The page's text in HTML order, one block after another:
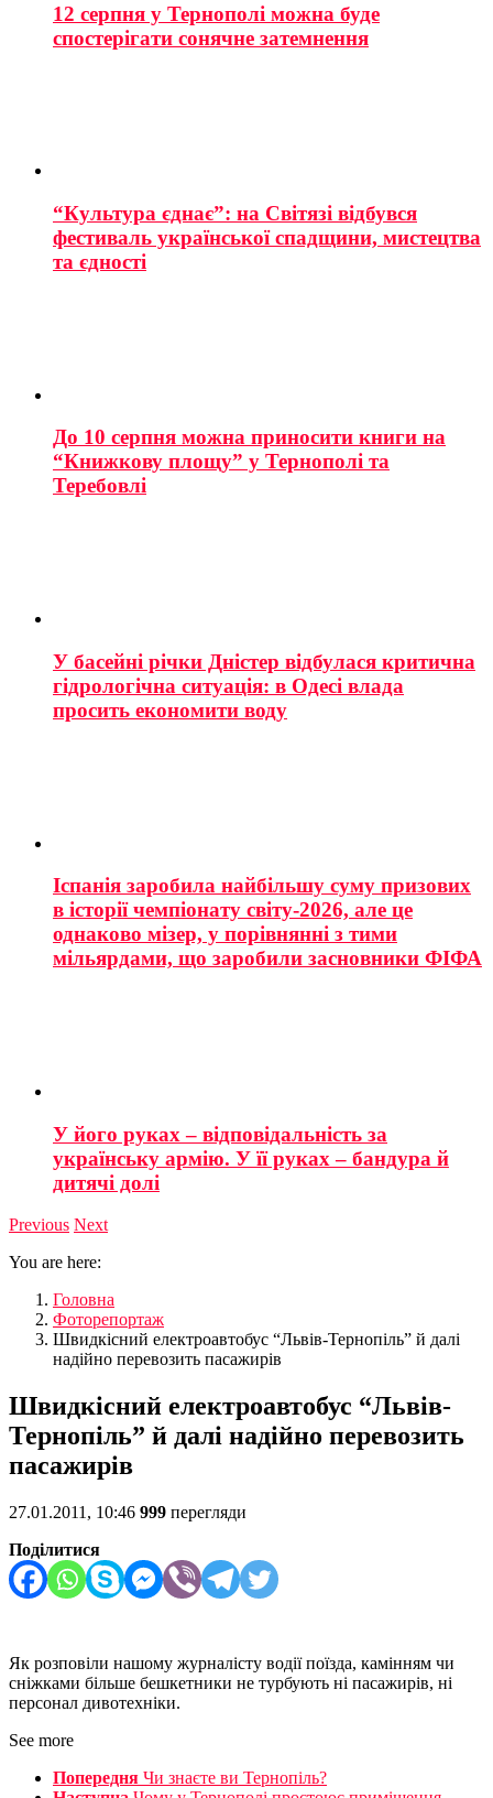
12 серпня у Тернополі можна буде
спостерігати сонячне затемнення
“Культура єднає”: на Світязі відбувся
фестиваль української спадщини, мистецтва
та єдності
До 10 серпня можна приносити книги на
“Книжкову площу” у Тернополі та
Теребовлі
У басейні річки Дністер відбулася критична
гідрологічна ситуація: в Одесі влада
просить економити воду
Іспанія заробила найбільшу суму призових
в історії чемпіонату світу-2026, але це
однаково мізер, у порівнянні з тими
мільярдами, що заробили засновники ФІФА
У його руках – відповідальність за
українську армію. У її руках – бандура й
дитячі долі
Previous Next
You are here:
Головна
Фоторепортаж
Швидкісний електроавтобус “Львів-Тернопіль” й далі
надійно перевозить пасажирів
Швидкісний електроавтобус “Львів-
Тернопіль” й далі надійно перевозить
пасажирів
27.01.2011, 10:46 999 перегляди
Поділитися
Як розповіли нашому журналісту водії поїзда, камінням чи
сніжками більше бешкетники не турбують ні пасажирів, ні
персонал дивотехніки.
See more
Попередня Чи знаєте ви Тернопіль?